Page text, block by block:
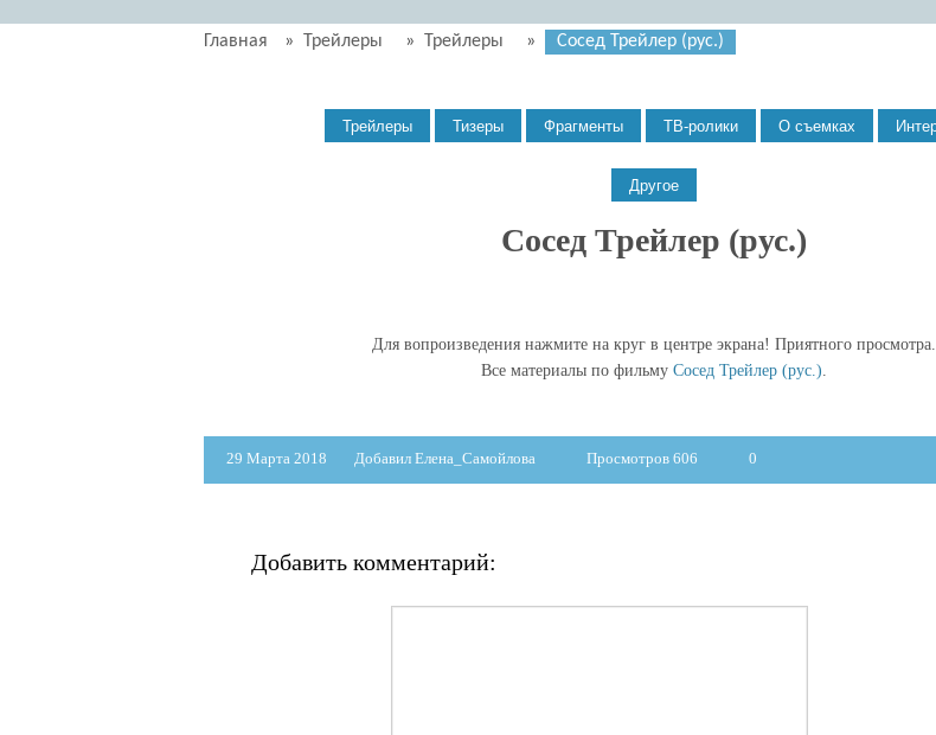
Главная » Трейлеры » Трейлеры » Сосед Трейлер (рус.)
Сосед Трейлер (рус.)
Для вопроизведения нажмите на круг в центре экрана! Приятного просмотра.
Все материалы по фильму Сосед Трейлер (рус.).
29 Марта 2018 Добавил Елена_Самойлова Просмотров 606 0
Добавить комментарий: